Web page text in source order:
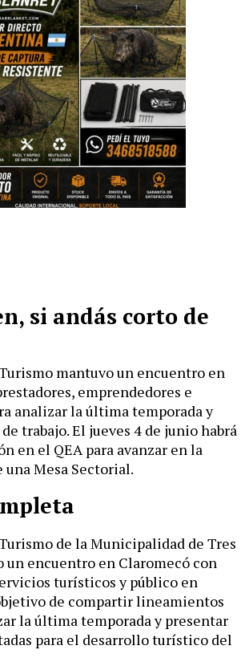
si andás corto de
mantuvo un encuentro en
emprendedores e
analizar la última temporada y
trabajo. El jueves 4 de junio habrá
en el QEA para avanzar en la
Mesa Sectorial.
de la Municipalidad de Tres
un encuentro en Claromecó con
turísticos y público en
de compartir lineamientos
la última temporada y presentar
para el desarrollo turístico del